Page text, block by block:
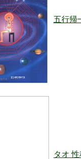
五行帰
タオ